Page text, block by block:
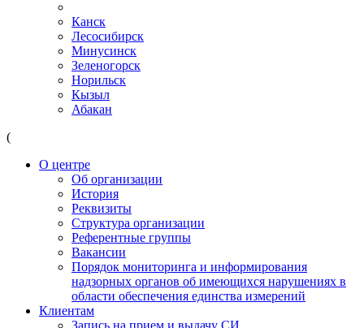
Канск
Лесосибирск
Минусинск
Зеленогорск
Норильск
Кызыл
Абакан
(
О центре
Об организации
История
Реквизиты
Структура организации
Референтные группы
Вакансии
Порядок мониторинга и информирования
надзорных органов об имеющихся нарушениях в
области обеспечения единства измерений
Клиентам
Запись на прием и выдачу СИ